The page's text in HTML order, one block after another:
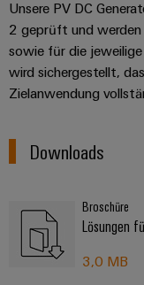
Unsere PV DC
2 geprüft und werden
sowie für die
wird sichergestellt,
Zielanwendung
Downloads
Broschüre
Lösungen
3,0 MB